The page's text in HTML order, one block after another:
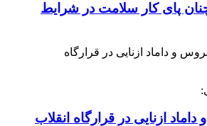
پای کار سلامت در شرایط
ازنایی در قرارگاه انقلاب